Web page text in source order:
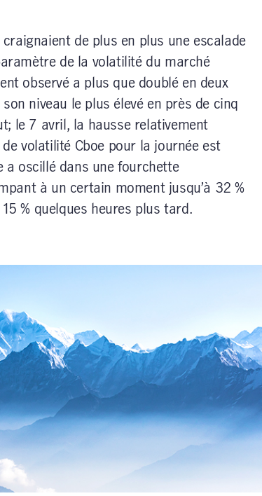
de plus en plus une escalade
de la volatilité du marché
observé a plus que doublé en deux
niveau le plus élevé en près de cinq
le 7 avril, la hausse relativement
de volatilité Cboe pour la journée est
a oscillé dans une fourchette
à un certain moment jusqu’à 32 %
% quelques heures plus tard.